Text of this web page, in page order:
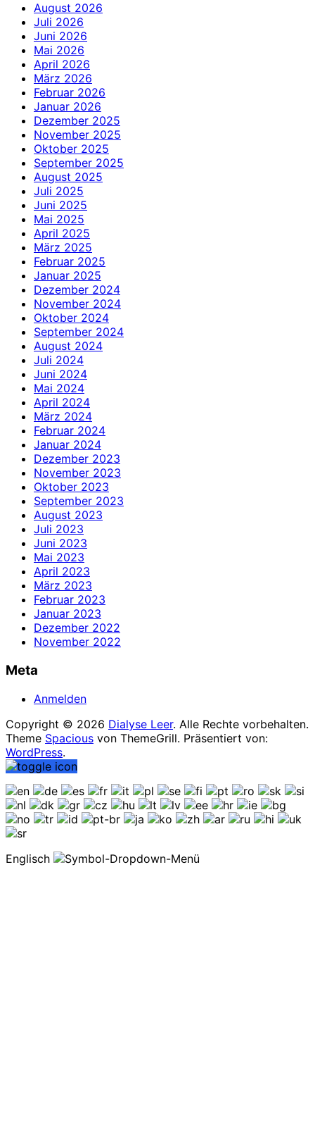
August 2026
Juli 2026
Juni 2026
Mai 2026
April 2026
März 2026
Februar 2026
Januar 2026
Dezember 2025
November 2025
Oktober 2025
September 2025
August 2025
Juli 2025
Juni 2025
Mai 2025
April 2025
März 2025
Februar 2025
Januar 2025
Dezember 2024
November 2024
Oktober 2024
September 2024
August 2024
Juli 2024
Juni 2024
Mai 2024
April 2024
März 2024
Februar 2024
Januar 2024
Dezember 2023
November 2023
Oktober 2023
September 2023
August 2023
Juli 2023
Juni 2023
Mai 2023
April 2023
März 2023
Februar 2023
Januar 2023
Dezember 2022
November 2022
Meta
Anmelden
Copyright © 2026 Dialyse Leer. Alle Rechte vorbehalten.
Theme Spacious von ThemeGrill. Präsentiert von:
WordPress.
Englisch